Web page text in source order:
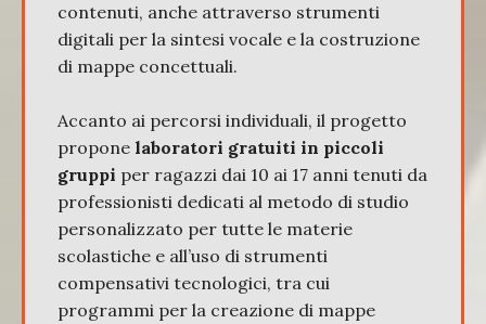
contenuti, anche attraverso strumenti
digitali per la sintesi vocale e la costruzione
di mappe concettuali.
Accanto ai percorsi individuali, il progetto
propone laboratori gratuiti in piccoli
gruppi per ragazzi dai 10 ai 17 anni tenuti da
professionisti dedicati al metodo di studio
personalizzato per tutte le materie
scolastiche e all’uso di strumenti
compensativi tecnologici, tra cui
programmi per la creazione di mappe